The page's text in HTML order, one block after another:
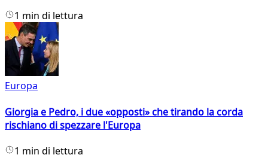
1 min di lettura
Europa
Giorgia e Pedro, i due «opposti» che tirando la corda
rischiano di spezzare l'Europa
1 min di lettura